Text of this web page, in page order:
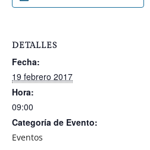
DETALLES
Fecha:
19 febrero 2017
Hora:
09:00
Categoría de Evento:
Eventos